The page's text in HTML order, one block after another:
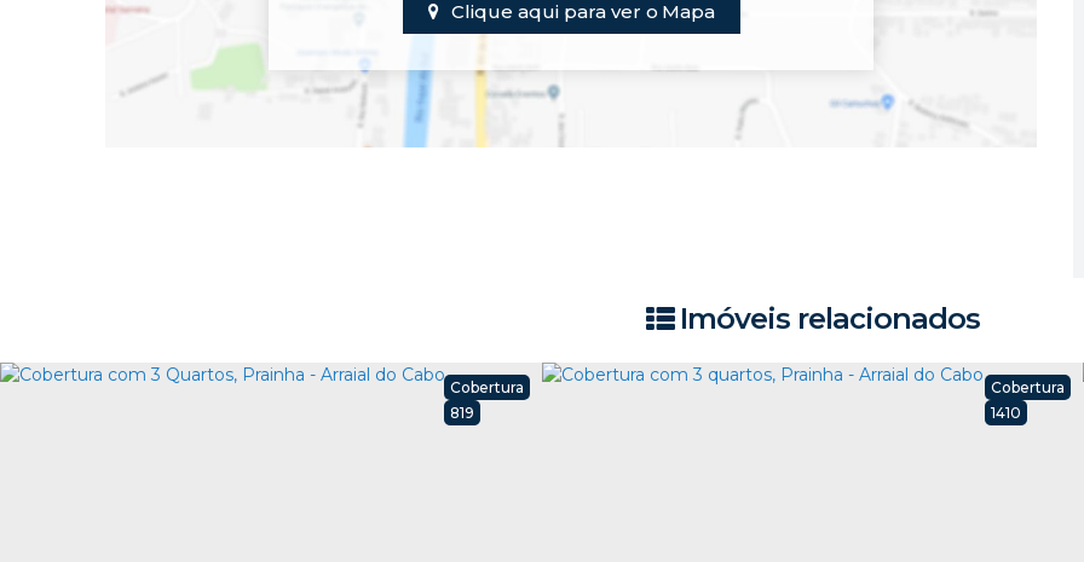
Clique aqui para ver o Mapa
Imóveis relacionados
819
Cobertura
1410
Cobertura